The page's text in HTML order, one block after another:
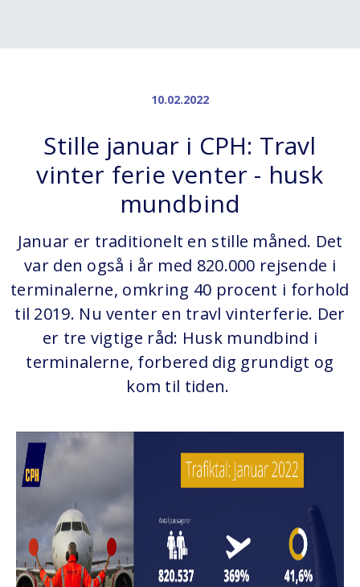
10.02.2022
Stille januar i CPH: Travl
vinter ferie venter - husk
mundbind
Januar er traditionelt en stille måned. Det
var den også i år med 820.000 rejsende i
terminalerne, omkring 40 procent i forhold
til 2019. Nu venter en travl vinterferie. Der
er tre vigtige råd: Husk mundbind i
terminalerne, forbered dig grundigt og
kom til tiden.